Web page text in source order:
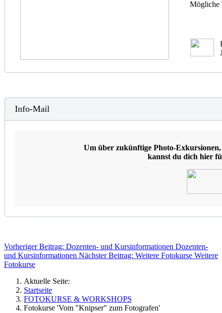
Mögliche
Info-Mail
Um über zukünftige Photo-
kannst du dich hier
Vorheriger Beitrag: Dozenten- und Kursinformationen Dozenten-
und Kursinformationen Nächster Beitrag: Weitere Fotokurse Weitere
Fotokurse
Aktuelle Seite:
Startseite
FOTOKURSE & WORKSHOPS
Fotokurse 'Vom "Knipser" zum Fotografen'